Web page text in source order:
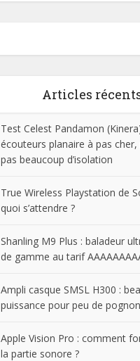
Articles
Test Celest Pandamon
écouteurs planaire à pas cher,
pas beaucoup d’isolation
True Wireless Playstation de
quoi s’attendre ?
Shanling M9 Plus : baladeur
de gamme au tarif
Ampli casque SMSL H300 :
puissance pour peu de pognon
Apple Vision Pro : comment
la partie sonore ?